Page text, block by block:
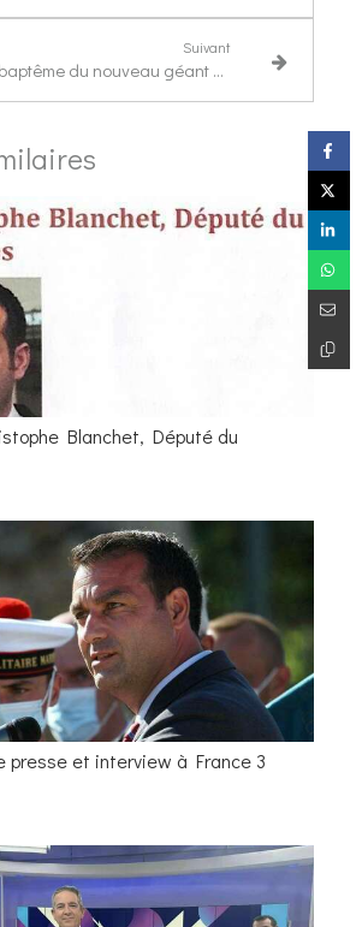
Suivant
Trouville - Le baptême du nouveau géant du port trouvillais
Blanchet, Député du
presse et interview à France 3